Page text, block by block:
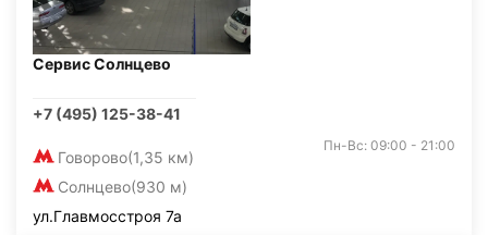
Сервис Солнцево
+7 (495) 125-38-41
Говорово(1,35 км)
Солнцево(930 м)
Пн-Вс: 09:00 - 21:00
ул.Главмосстроя 7а